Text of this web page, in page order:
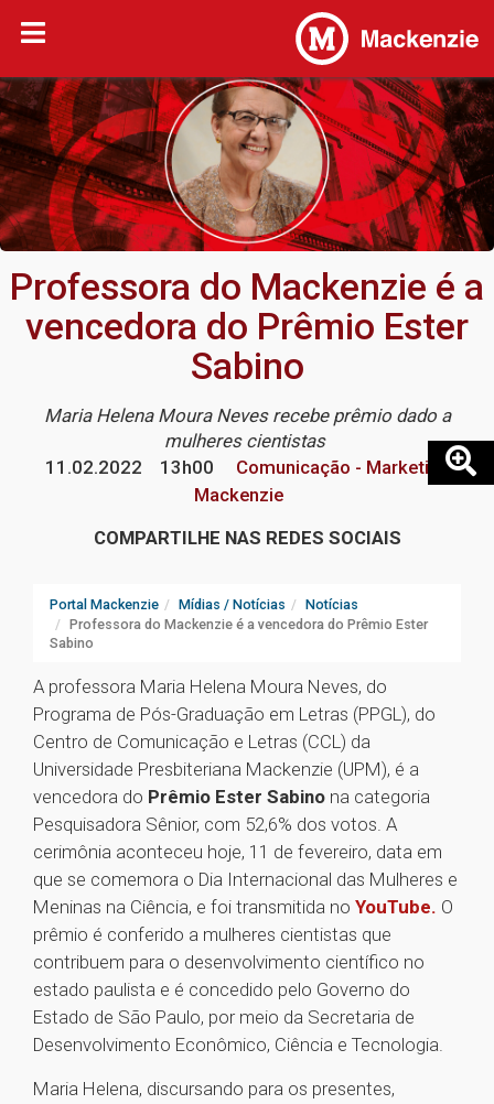
Professora do Mackenzie é a
vencedora do Prêmio Ester
Sabino
Maria Helena Moura Neves recebe prêmio dado a
mulheres cientistas
11.02.2022
13h00
Comunicação - Marketing
Mackenzie
COMPARTILHE NAS REDES SOCIAIS
Portal Mackenzie Mídias / Notícias
Notícias
Professora do Mackenzie é a vencedora do Prêmio Ester
Sabino
A professora Maria Helena Moura Neves, do
Programa de Pós-Graduação em Letras (PPGL), do
Centro de Comunicação e Letras (CCL) da
Universidade Presbiteriana Mackenzie (UPM), é a
vencedora do Prêmio Ester Sabino na categoria
Pesquisadora Sênior, com 52,6% dos votos. A
cerimônia aconteceu hoje, 11 de fevereiro, data em
que se comemora o Dia Internacional das Mulheres e
Meninas na Ciência, e foi transmitida no YouTube. O
prêmio é conferido a mulheres cientistas que
contribuem para o desenvolvimento científico no
estado paulista e é concedido pelo Governo do
Estado de São Paulo, por meio da Secretaria de
Desenvolvimento Econômico, Ciência e Tecnologia.
Maria Helena, discursando para os presentes,